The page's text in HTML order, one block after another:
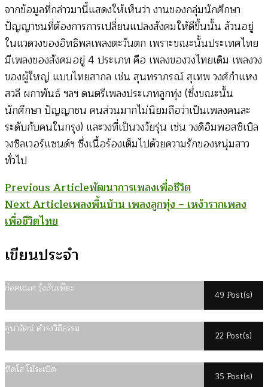
จากข้อมูลที่กล่าวมานี้แสดงให้เห็นว่า งานของกลุ่มนักศึกษา
ปัญญาชนที่ต้องการการเปลี่ยนแปลงสังคมให้ดีขึ้นนั้น ล้วนอยู่
ในแวดวงของอิทธิพลเพลงตะวันตก เพราะขณะนั้นประเทศไทย
มีเพลงของสังคมอยู่ 4 ประเภท คือ เพลงของวงไทยเดิม เพลงวง
ของผู้ใหญ่ แบบไทยสากล เช่น สุนทราภรณ์ สุเทพ วงศ์กำแหง
สวลี ผกาพันธ์ ฯลฯ ดนตรีเพลงประเภทลูกทุ่ง (ซึ่งขณะนั้น
นักศึกษา ปัญญาชน คนส่วนมากไม่นิยมถือว่าเป็นเพลงคนละ
ระดับกับคนในกรุง) และวงที่เป็นวงวัยรุ่น เช่น วงดิอิมพอสซิเบิล
วงซิลเวอร์แซนด์ฯ ซึ่งเนื้อร้องเต็มไปด้วยความรักของหนุ่มสาว
ทั่วไป
Post
Navigation
Previous Articleพัฒนาการเพลงเพื่อชีวิต
Next Articleเพลงพื้นบ้าน เพลงลูกทุ่ง – เหง้ารากเพลง
เพื่อชีวิตไทย
เขียนประจำ
ก่อคเณศ รุ้งสันเทียะ
49 Post(s)
จุฬารัตน์ ดำรงวิถีธรรม
22 Post(s)
ทิดโส โม้ระเบิด
35 Post(s)